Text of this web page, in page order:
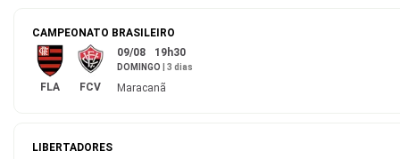
CAMPEONATO BRASILEIRO
FLA FCV
09/08 19h30
DOMINGO 3 dias
Maracanã
LIBERTADORES